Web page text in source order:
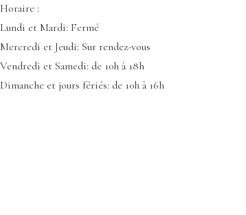
Horaire :
Lundi et Mardi: Fermé
Mercredi et Jeudi: Sur rendez-vous
Vendredi et Samedi: de 10h à 18h
Dimanche et jours fériés: de 10h à 16h